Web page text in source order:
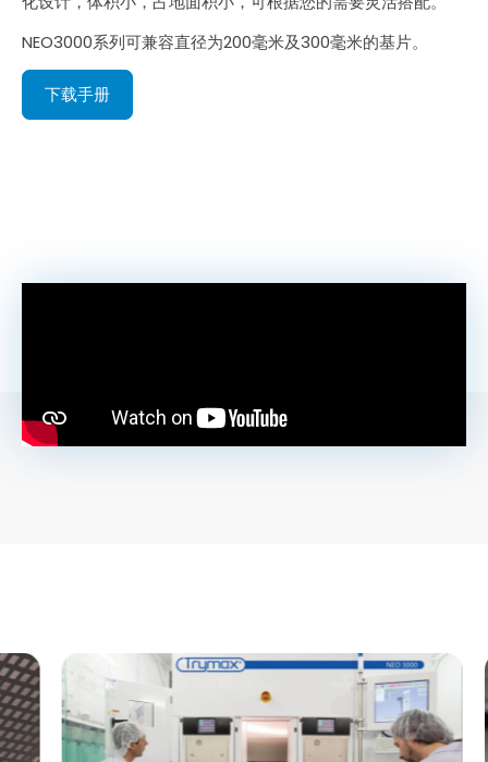
NEO3000系列可兼容直径为200毫米及300毫米的基片。
下载手册